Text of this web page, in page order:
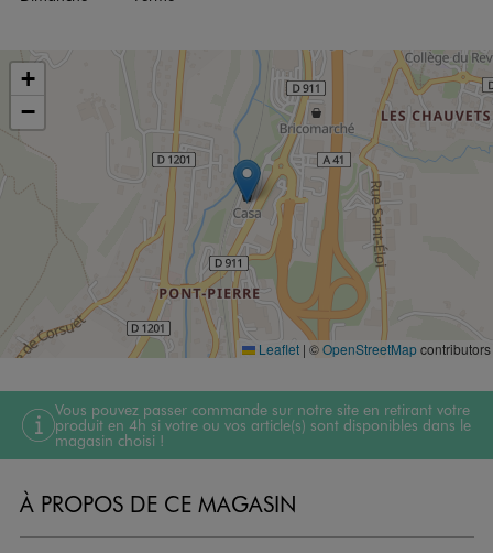
+
−
Leaflet | ©OpenStreetMapcontributors
Vous pouvez passer commande sur notre site en retirant votre
produit en 4h si votre ou vos article(s) sont disponibles dans le
magasin choisi !
À PROPOS DE CE MAGASIN